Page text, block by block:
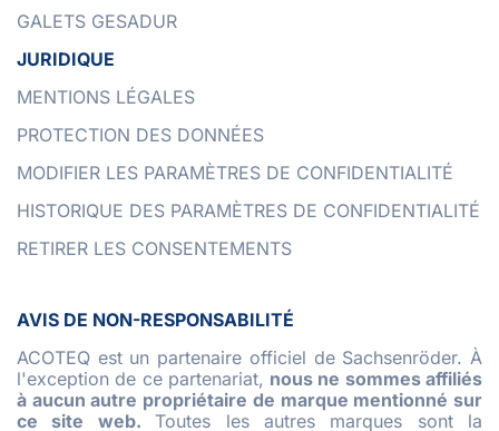
GALETS GESADUR
JURIDIQUE
MENTIONS LÉGALES
PROTECTION DES DONNÉES
MODIFIER LES PARAMÈTRES DE CONFIDENTIALITÉ
HISTORIQUE DES PARAMÈTRES DE CONFIDENTIALITÉ
RETIRER LES CONSENTEMENTS
AVIS DE NON-RESPONSABILITÉ
ACOTEQ est un partenaire officiel de Sachsenröder. À
l'exception de ce partenariat, nous ne sommes affiliés
à aucun autre propriétaire de marque mentionné sur
ce site web. Toutes les autres marques sont la